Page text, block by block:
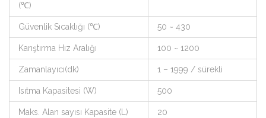
(℃)
Güvenlik Sıcaklığı (℃) 50 ~ 430
Karıştırma Hız Aralığı 100 ~ 1200
Zamanlayıcı(dk) 1 – 1999 / sürekli
Isıtma Kapasitesi (W) 500
Maks. Alan sayısı Kapasite (L)
20